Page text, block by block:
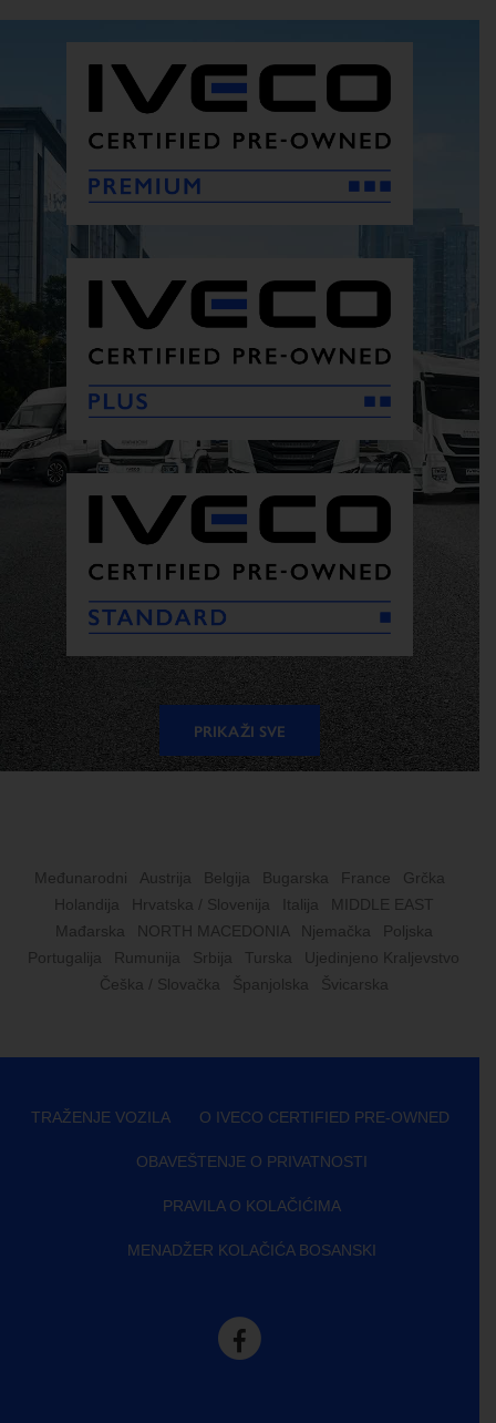
PRIKAŽI SVE
Međunarodni Austrija Belgija Bugarska France
Grčka
Holandija
Hrvatska / Slovenija Italija
MIDDLE EAST
Mađarska
NORTH MACEDONIA Njemačka
Poljska
Portugalija
Rumunija Srbija Turska
Ujedinjeno Kraljevstvo
Češka / Slovačka
Španjolska Švicarska
TRAŽENJE VOZILA O IVECO CERTIFIED PRE-OWNED
OBAVEŠTENJE O PRIVATNOSTI
PRAVILA O KOLAČIĆIMA
MENADŽER KOLAČIĆA BOSANSKI